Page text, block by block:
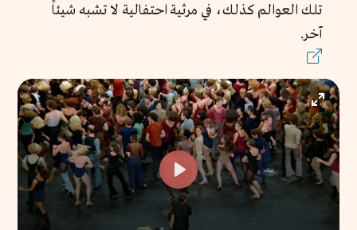
تلك العوالم كذلك، في مرثية احتفالية لا تشبه شيئاً
آخر.
Enter
Play